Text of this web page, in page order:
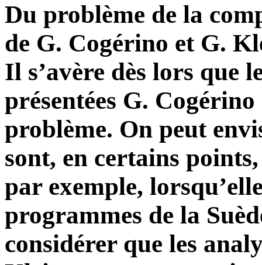
Du problème de la
de G. Cogérino et G.
Il s’avère dès lors que
présentées G.
problème. On peut
sont, en certains
par exemple,
programmes de la
considérer que les